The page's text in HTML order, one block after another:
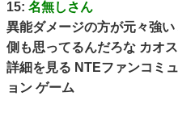
15: 名無しさん
異能ダメージの方が元々強
側も思ってるんだろな カオ
詳細を見る NTEファンコミ
ョン ゲーム